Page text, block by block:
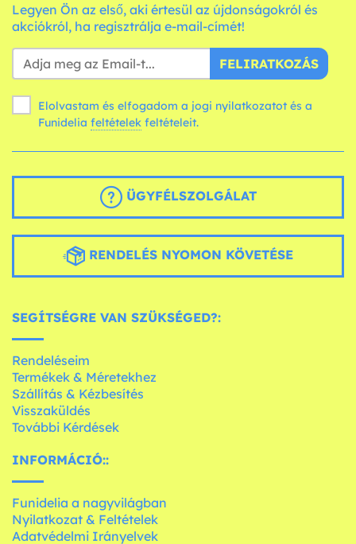
Legyen Ön az első, aki értesül az újdonságokról és
akciókról, ha regisztrálja e-mail-címét!
FELIRATKOZÁS
Elolvastam és elfogadom a jogi nyilatkozatot és a
Funidelia feltételek feltételeit.
ÜGYFÉLSZOLGÁLAT
RENDELÉS NYOMON KÖVETÉSE
SEGÍTSÉGRE VAN SZÜKSÉGED?:
Rendeléseim
Termékek & Méretekhez
Szállítás & Kézbesítés
Visszaküldés
További Kérdések
INFORMÁCIÓ::
Funidelia a nagyvilágban
Nyilatkozat & Feltételek
Adatvédelmi Irányelvek